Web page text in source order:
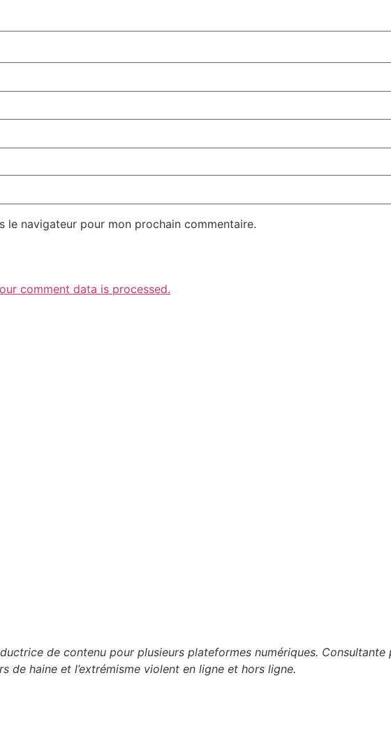
le navigateur pour mon prochain commentaire.
comment data is processed.
de contenu pour plusieurs plateformes numériques.
de haine et l’extrémisme violent en ligne et hors ligne.